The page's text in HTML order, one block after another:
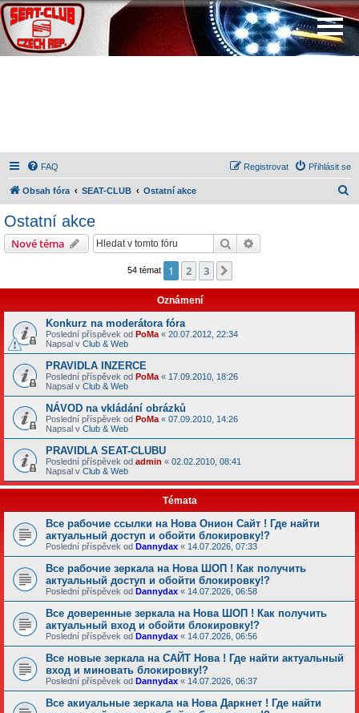
FAQ Přihlásit se
Registrovat
Obsah fóra SEAT-CLUB Ostatní akce
Ostatní akce
Nové téma Hledat
54 témat 1 2 3
Oznámení
Konkurz na moderátora fóra
Poslední příspěvek od PoMa « 20.07.2012, 22:34
Napsal v Club & Web
PRAVIDLA INZERCE
Poslední příspěvek od PoMa « 17.09.2010, 18:26
Napsal v Club & Web
NÁVOD na vkládání obrázků
Poslední příspěvek od PoMa « 07.09.2010, 14:26
Napsal v Club & Web
PRAVIDLA SEAT-CLUBU
Poslední příspěvek od admin « 02.02.2010, 08:41
Napsal v Club & Web
Témata
Все рабочие ссылки на Нова Онион Сайт ! Где найти
актуальный доступ и обойти блокировку!?
Poslední příspěvek od Dannydax « 14.07.2026, 07:33
Все рабочие зеркала на Нова ШОП ! Как получить
актуальный доступ и обойти блокировку!?
Poslední příspěvek od Dannydax « 14.07.2026, 06:58
Все доверенные зеркала на Нова ШОП ! Как получить
актуальный вход и обойти блокировку!?
Poslední příspěvek od Dannydax « 14.07.2026, 06:56
Все новые зеркала на САЙТ Нова ! Где найти актуальный
вход и миновать блокировку!?
Poslední příspěvek od Dannydax « 14.07.2026, 06:37
Все акиуальные зеркала на Нова Даркнет ! Где найти